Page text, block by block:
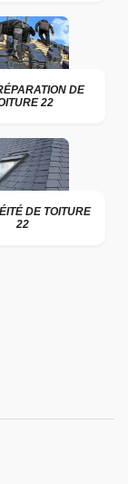
DE
22
DE TOITURE
22